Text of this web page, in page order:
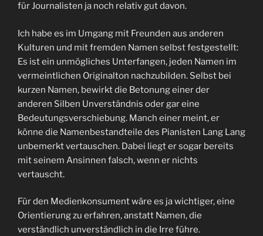
für Journalisten ja noch relativ gut davon.
Ich habe es im Umgang mit Freunden aus anderen
Kulturen und mit fremden Namen selbst festgestellt:
Es ist ein unmögliches Unterfangen, jeden Namen im
vermeintlichen Originalton nachzubilden. Selbst bei
kurzen Namen, bewirkt die Betonung einer der
anderen Silben Unverständnis oder gar eine
Bedeutungsverschiebung. Manch einer meint, er
könne die Namenbestandteile des Pianisten Lang Lang
unbemerkt vertauschen. Dabei liegt er sogar bereits
mit seinem Ansinnen falsch, wenn er nichts
vertauscht.
Für den Medienkonsument wäre es ja wichtiger, eine
Orientierung zu erfahren, anstatt Namen, die
verständlich unverständlich in die Irre führe.